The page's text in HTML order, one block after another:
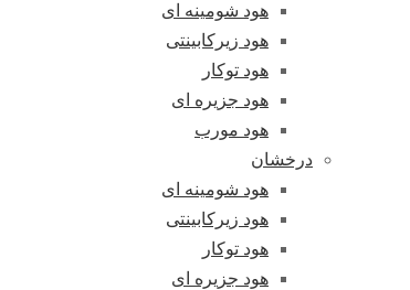
هود شومینه ای
هود زیرکابینتی
هود توکار
هود جزیره ای
هود مورب
درخشان
هود شومینه ای
هود زیرکابینتی
هود توکار
هود جزیره ای